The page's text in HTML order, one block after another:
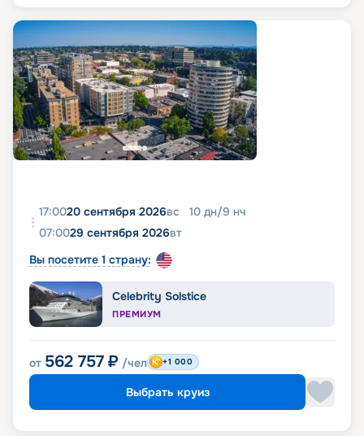
17:0020 сентября 2026вс 10 дн/9 нч
07:0029 сентября 2026вт
Вы посетите 1 страну:
Celebrity Solstice
ПРЕМИУМ
от 562 757 ₽ /чел +1 000
Выбрать круиз